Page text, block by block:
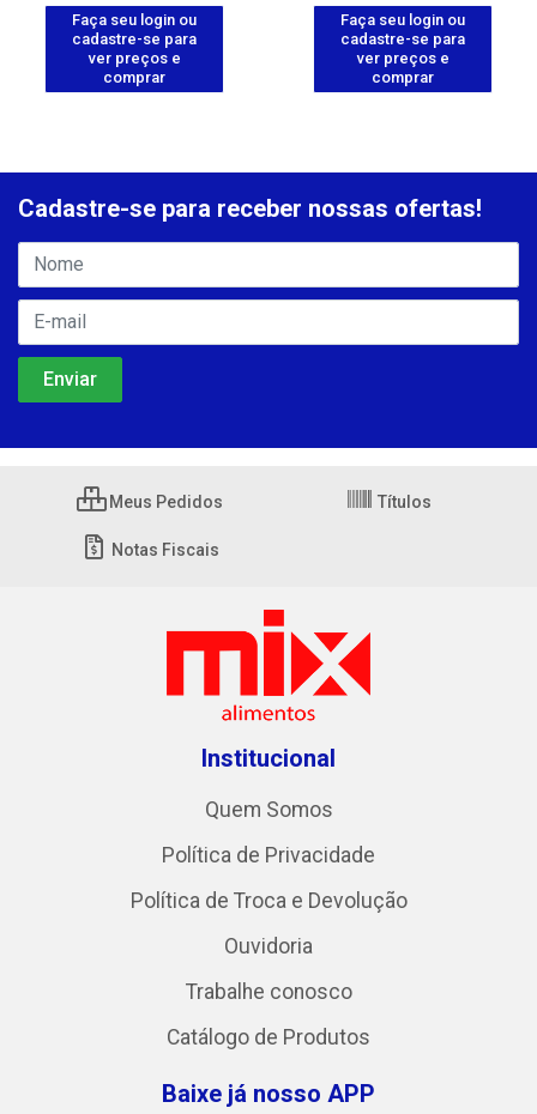
Faça seu login ou
cadastre-se para
ver preços e
comprar
Faça seu login ou
cadastre-se para
ver preços e
comprar
Cadastre-se para receber nossas ofertas!
Meus Pedidos Títulos
Notas Fiscais
Institucional
Quem Somos
Política de Privacidade
Política de Troca e Devolução
Ouvidoria
Trabalhe conosco
Catálogo de Produtos
Baixe já nosso APP